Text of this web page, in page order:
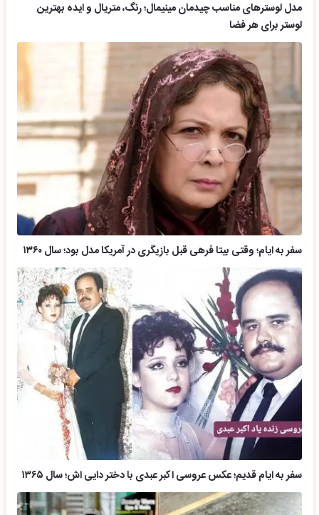
مدل لوسترهای مناسب چیدمان مینیمال؛ رنگ، متریال و ایده بهترین
لوستر برای هر فضا
سفر به ایام؛ وقتی بیتا فرهی قبل بازیگری در آمریکا مدل بود؛ سال ۱۳۶۰
سفر به ایام قدیم؛ عکس عروسی اکبر عبدی با دختر دایی اش؛ سال ۱۳۶۵